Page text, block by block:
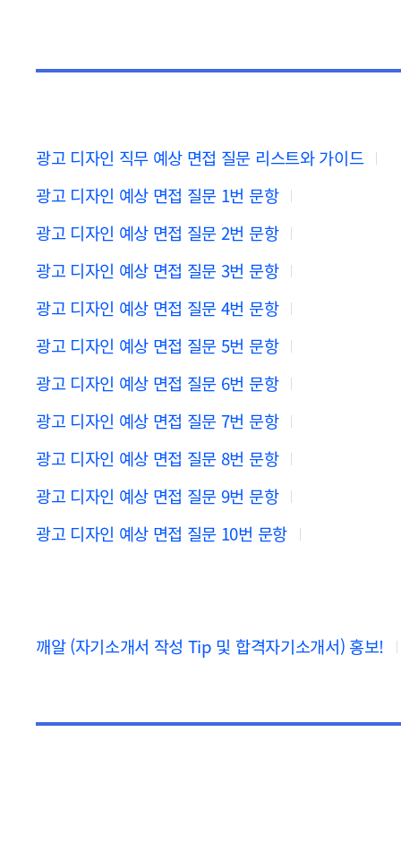
광고 디자인 직무 예상 면접 질문 리스트와 가이드
광고 디자인 예상 면접 질문 1번 문항
광고 디자인 예상 면접 질문 2번 문항
광고 디자인 예상 면접 질문 3번 문항
광고 디자인 예상 면접 질문 4번 문항
광고 디자인 예상 면접 질문 5번 문항
광고 디자인 예상 면접 질문 6번 문항
광고 디자인 예상 면접 질문 7번 문항
광고 디자인 예상 면접 질문 8번 문항
광고 디자인 예상 면접 질문 9번 문항
광고 디자인 예상 면접 질문 10번 문항
깨알 (자기소개서 작성 Tip 및 합격자기소개서) 홍보!